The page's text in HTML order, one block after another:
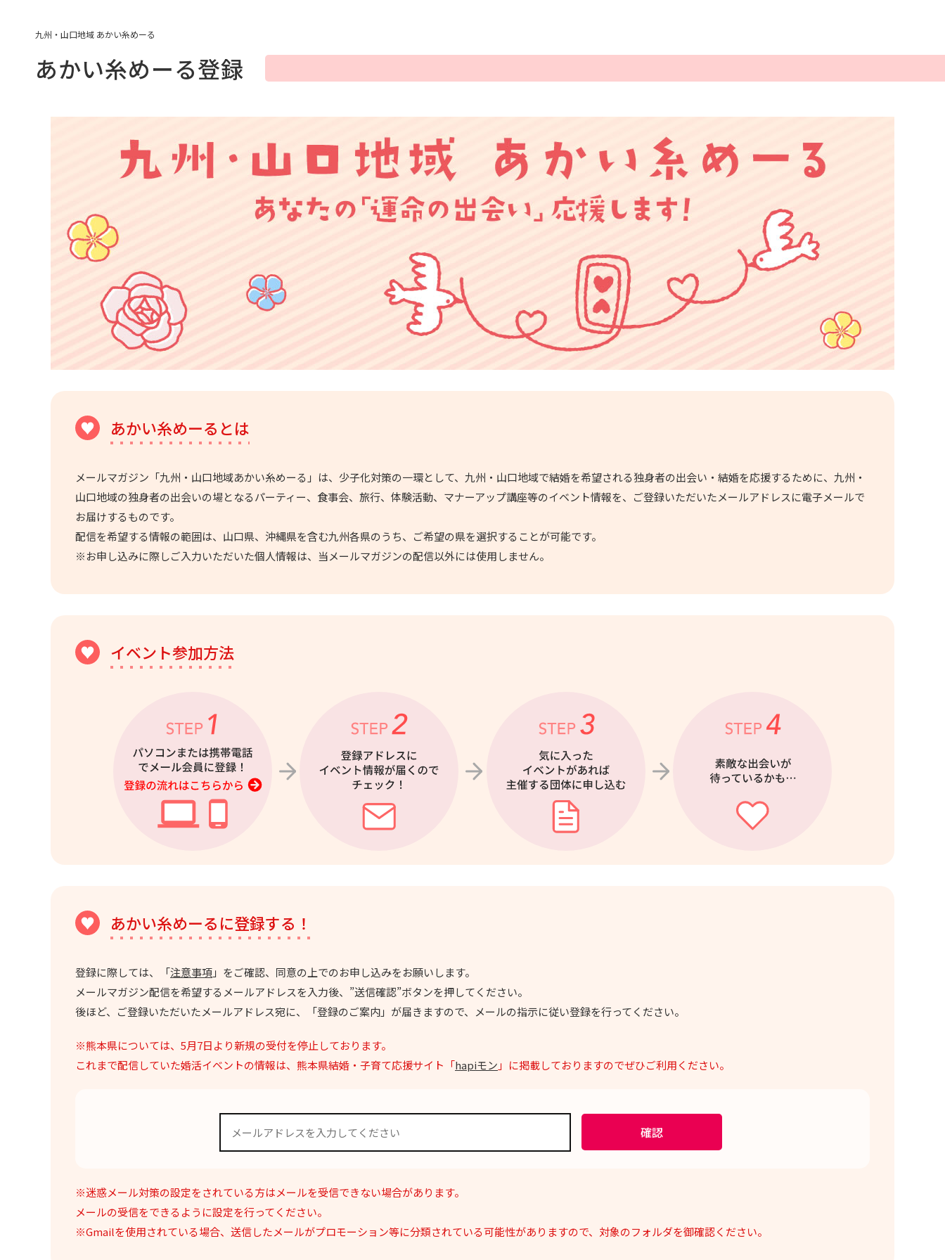
九州・山口地域 あかい糸めーる
あかい糸めーる登録
あかい糸めーるとは
メールマガジン「九州・山口地域あかい糸めーる」は、少子化対策の一環として、九州・山口地域で結婚を希望される独身者の出会い・結婚を応援するために、九州・
山口地域の独身者の出会いの場となるパーティー、食事会、旅行、体験活動、マナーアップ講座等のイベント情報を、ご登録いただいたメールアドレスに電子メールで
お届けするものです。
配信を希望する情報の範囲は、山口県、沖縄県を含む九州各県のうち、ご希望の県を選択することが可能です。
※お申し込みに際しご入力いただいた個人情報は、当メールマガジンの配信以外には使用しません。
イベント参加方法
あかい糸めーるに登録する！
登録に際しては、「注意事項」をご確認、同意の上でのお申し込みをお願いします。
メールマガジン配信を希望するメールアドレスを入力後、”送信確認”ボタンを押してください。
後ほど、ご登録いただいたメールアドレス宛に、「登録のご案内」が届きますので、メールの指示に従い登録を行ってください。
※熊本県については、5月7日より新規の受付を停止しております。
これまで配信していた婚活イベントの情報は、熊本県結婚・子育て応援サイト「hapiモン 」に掲載しておりますのでぜひご利用ください。
※迷惑メール対策の設定をされている方はメールを受信できない場合があります。
メールの受信をできるように設定を行ってください。
※Gmailを使用されている場合、送信したメールがプロモーション等に分類されている可能性がありますので、対象のフォルダを御確認ください。